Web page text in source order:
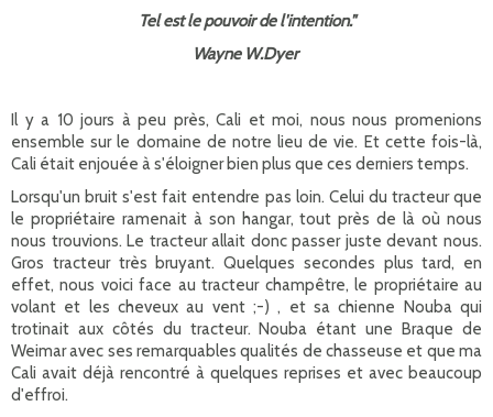
Tel est le pouvoir de l'intention."
Wayne W.Dyer
Il y a 10 jours à peu près, Cali et moi, nous nous promenions
ensemble sur le domaine de notre lieu de vie. Et cette fois-là,
Cali était enjouée à s'éloigner bien plus que ces derniers temps.
Lorsqu'un bruit s'est fait entendre pas loin. Celui du tracteur que
le propriétaire ramenait à son hangar, tout près de là où nous
nous trouvions. Le tracteur allait donc passer juste devant nous.
Gros tracteur très bruyant. Quelques secondes plus tard, en
effet, nous voici face au tracteur champêtre, le propriétaire au
volant et les cheveux au vent ;-) , et sa chienne Nouba qui
trotinait aux côtés du tracteur. Nouba étant une Braque de
Weimar avec ses remarquables qualités de chasseuse et que ma
Cali avait déjà rencontré à quelques reprises et avec beaucoup
d'effroi.